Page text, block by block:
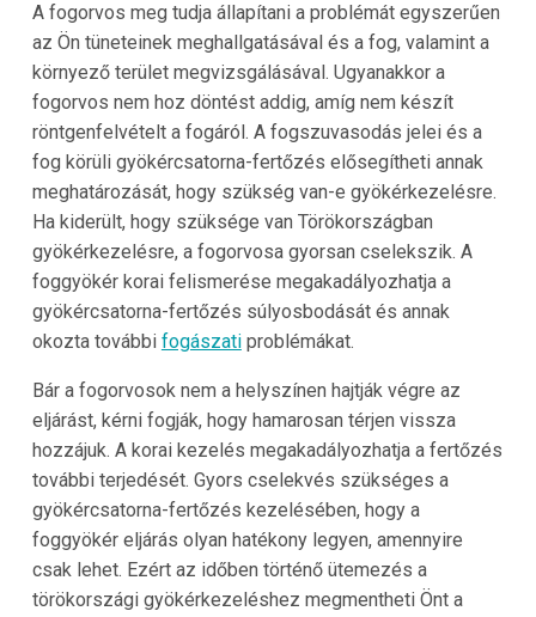
A fogorvos meg tudja állapítani a problémát egyszerűen
az Ön tüneteinek meghallgatásával és a fog, valamint a
környező terület megvizsgálásával. Ugyanakkor a
fogorvos nem hoz döntést addig, amíg nem készít
röntgenfelvételt a fogáról. A fogszuvasodás jelei és a
fog körüli gyökércsatorna-fertőzés elősegítheti annak
meghatározását, hogy szükség van-e gyökérkezelésre.
Ha kiderült, hogy szüksége van Törökországban
gyökérkezelésre, a fogorvosa gyorsan cselekszik. A
foggyökér korai felismerése megakadályozhatja a
gyökércsatorna-fertőzés súlyosbodását és annak
okozta további fogászatiproblémákat.
Bár a fogorvosok nem a helyszínen hajtják végre az
eljárást, kérni fogják, hogy hamarosan térjen vissza
hozzájuk. A korai kezelés megakadályozhatja a fertőzés
további terjedését. Gyors cselekvés szükséges a
gyökércsatorna-fertőzés kezelésében, hogy a
foggyökér eljárás olyan hatékony legyen, amennyire
csak lehet. Ezért az időben történő ütemezés a
törökországi gyökérkezeléshez megmentheti Önt a